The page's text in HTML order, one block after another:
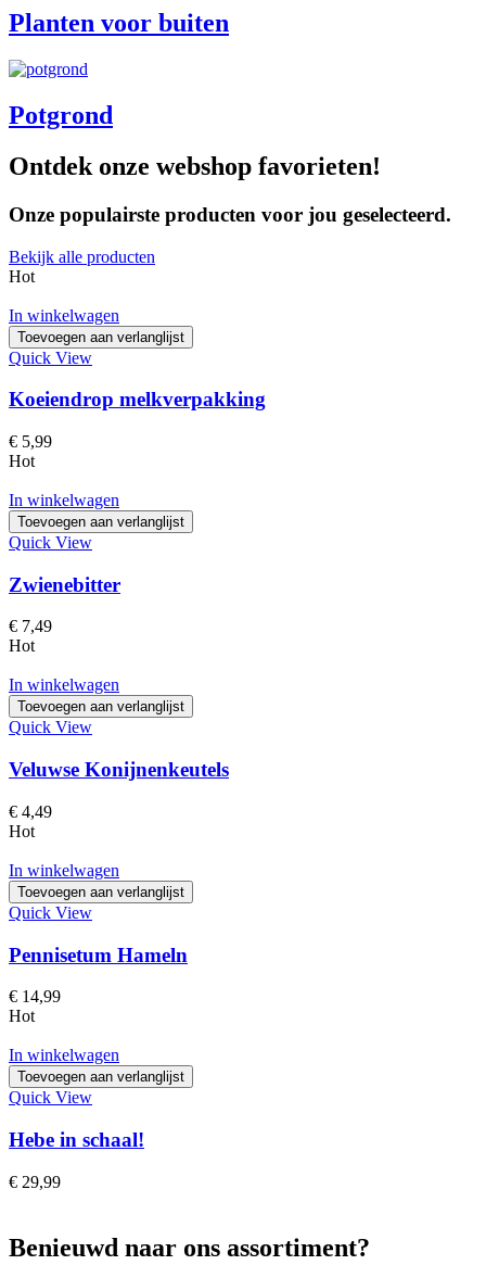
Planten voor buiten
Potgrond
Ontdek onze webshop favorieten!
Onze populairste producten voor jou geselecteerd.
Bekijk alle producten
Hot
In winkelwagen
Toevoegen aan verlanglijst
Quick View
Koeiendrop melkverpakking
€ 5,99
Hot
In winkelwagen
Toevoegen aan verlanglijst
Quick View
Zwienebitter
€ 7,49
Hot
In winkelwagen
Toevoegen aan verlanglijst
Quick View
Veluwse Konijnenkeutels
€ 4,49
Hot
In winkelwagen
Toevoegen aan verlanglijst
Quick View
Pennisetum Hameln
€ 14,99
Hot
In winkelwagen
Toevoegen aan verlanglijst
Quick View
Hebe in schaal!
€ 29,99
Benieuwd naar ons assortiment?